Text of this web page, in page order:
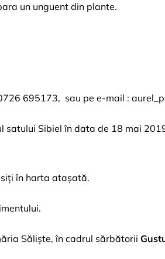
un unguent din plante.
695173, sau pe e-mail :
Sibiel în data de 18 mai
în harta atașată.
Săliște, în cadrul sărbătorii